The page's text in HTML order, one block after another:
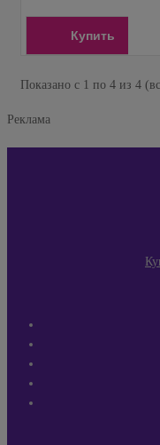
Купить
Показано с 1 по 4 из 4
Реклама